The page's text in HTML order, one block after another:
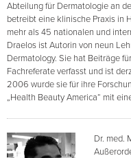
Abteilung für Dermatologie an
betreibt eine klinische Praxis in
mehr als 45 nationalen und
Draelos ist Autorin von neun
Dermatology. Sie hat Beiträge
Fachreferate verfasst und ist
2006 wurde sie für ihre
„Health Beauty America“ mit
Dr. med.